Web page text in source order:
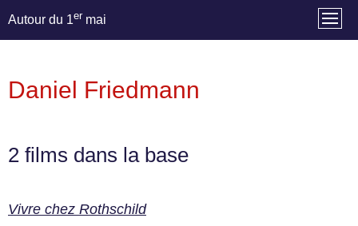
Autour du 1er mai
Daniel Friedmann
2 films dans la base
Vivre chez Rothschild